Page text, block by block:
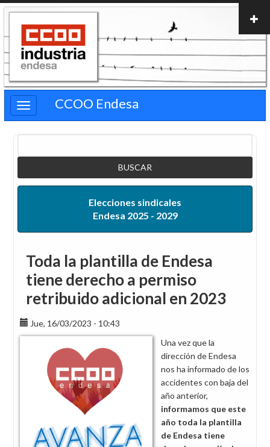
Pasar
contenido
principal
CCOO Endesa
Elecciones sindicales
Endesa 2025 - 2029
Toda la plantilla de Endesa
tiene derecho a permiso
retribuido adicional en 2023
Jue, 16/03/2023 - 10:43
Una vez que la
dirección de Endesa
nos ha informado de los
accidentes con baja del
año anterior,
informamos que este
año toda la plantilla
de Endesa tiene